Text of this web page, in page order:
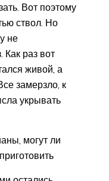
Вот поэтому
ствол. Но
не
Как раз вот
живой, а
замерзло, к
укрывать
могут ли